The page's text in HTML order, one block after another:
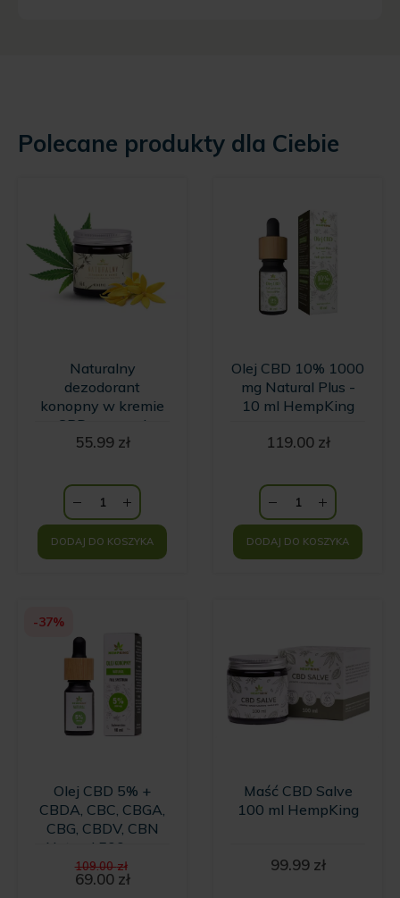
Polecane produkty dla Ciebie
Naturalny
dezodorant
konopny w kremie
z CBD o zapachu
wanilii i kwiatów
HempKing
55.99 zł
DODAJ DO KOSZYKA
Olej CBD 10% 1000
mg Natural Plus -
10 ml HempKing
119.00 zł
DODAJ DO KOSZYKA
-37%
Olej CBD 5% +
CBDA, CBC, CBGA,
CBG, CBDV, CBN
Natural 500 mg -
10ml
109.00zł
cena
69.00 zł
Maść CBD Salve
100 ml HempKing
99.99 zł